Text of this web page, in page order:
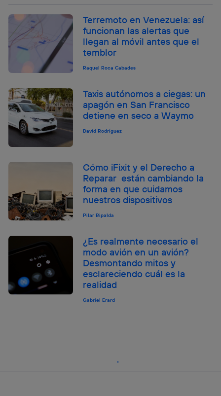
Terremoto en Venezuela: así
funcionan las alertas que
llegan al móvil antes que el
temblor
Raquel Roca Cabades
Taxis autónomos a ciegas: un
apagón en San Francisco
detiene en seco a Waymo
David Rodríguez
Cómo iFixit y el Derecho a
Reparar están cambiando la
forma en que cuidamos
nuestros dispositivos
Pilar Ripalda
¿Es realmente necesario el
modo avión en un avión?
Desmontando mitos y
esclareciendo cuál es la
realidad
Gabriel Erard